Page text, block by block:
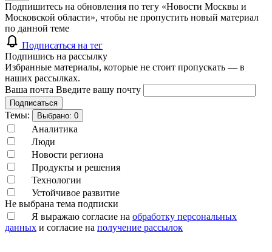
Подпишитесь на обновления по тегу «Новости Москвы и
Московской области», чтобы не пропустить новый материал
по данной теме
Подписаться на тег
Подпишись на рассылку
Избранные материалы, которые не стоит пропускать — в
наших рассылках.
Ваша почта Введите вашу почту
Подписаться
Темы: Выбрано: 0
Аналитика
Люди
Новости региона
Продукты и решения
Технологии
Устойчивое развитие
Не выбрана тема подписки
Я выражаю согласие на обработку персональных
данных и согласие на получение рассылок